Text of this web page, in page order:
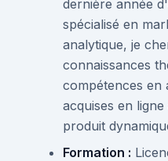
dernière année
spécialisé en
analytique, je
connaissances
compétences en
acquises en
produit
Formation :